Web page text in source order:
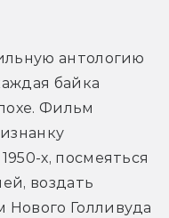
антологию
байка
Фильм
х, посмеяться
воздать
Голливуда